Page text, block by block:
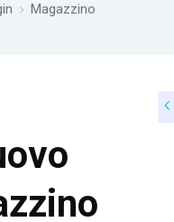
Magazzino